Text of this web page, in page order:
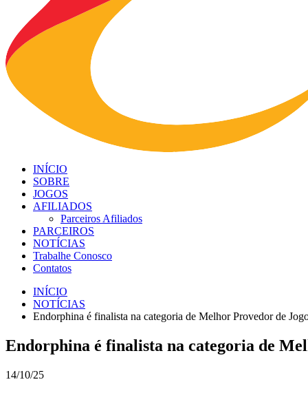
INÍCIO
SOBRE
JOGOS
AFILIADOS
Parceiros Afiliados
PARCEIROS
NOTÍCIAS
Trabalhe Conosco
Contatos
INÍCIO
NOTÍCIAS
Endorphina é finalista na categoria de Melhor Provedor de
Endorphina é finalista na categoria de
14/10/25